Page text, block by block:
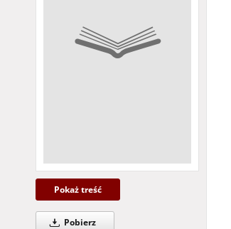
Pokaż treść
Pobierz